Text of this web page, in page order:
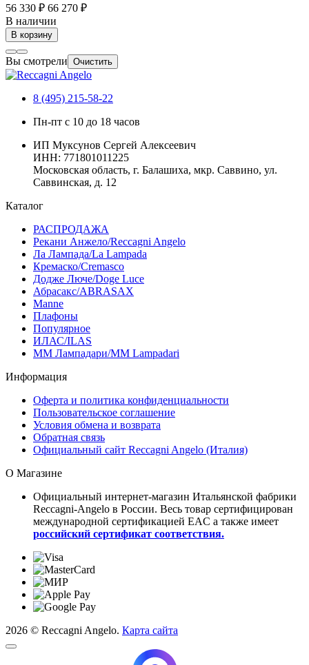
56 330 ₽ 66 270 ₽
В наличии
В корзину
Вы смотрели Очистить
8 (495) 215-58-22
Пн-пт с 10 до 18 часов
ИП Муксунов Сергей Алексеевич
ИНН: 771801011225
Московская область, г. Балашиха, мкр. Саввино, ул.
Саввинская, д. 12
Каталог
РАСПРОДАЖА
Рекани Анжело/Reccagni Angelo
Ла Лампада/La Lampada
Кремаско/Cremasco
Додже Люче/Doge Luce
Абрасакс/ABRASAX
Manne
Плафоны
Популярное
ИЛАС/ILAS
ММ Лампадари/MM Lampadari
Информация
Оферта и политика конфиденциальности
Пользовательское соглашение
Условия обмена и возврата
Обратная связь
Официальный сайт Reccagni Angelo (Италия)
О Магазине
Официальный интернет-магазин Итальянской фабрики
Reccagni-Angelo в России. Весь товар сертифицирован
международной сертификацией EAC а также имеет
российский сертификат соответствия.
2026 © Reccagni Angelo. Карта сайта